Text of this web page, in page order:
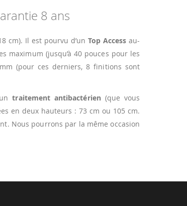
8 ans
cm). Il est pourvu d’un Top Access au-
maximum (jusqu’à 40 pouces pour les
(pour ces derniers, 8 finitions sont
traitement antibactérien (que vous
en deux hauteurs : 73 cm ou 105 cm.
Nous pourrons par la même occasion